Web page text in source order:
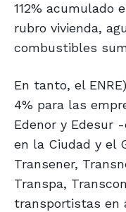
112% acumulado
rubro vivienda,
combustibles
En tanto, el
4% para las
Edenor y Edesur
en la Ciudad y el
Transener,
Transpa,
transportistas en